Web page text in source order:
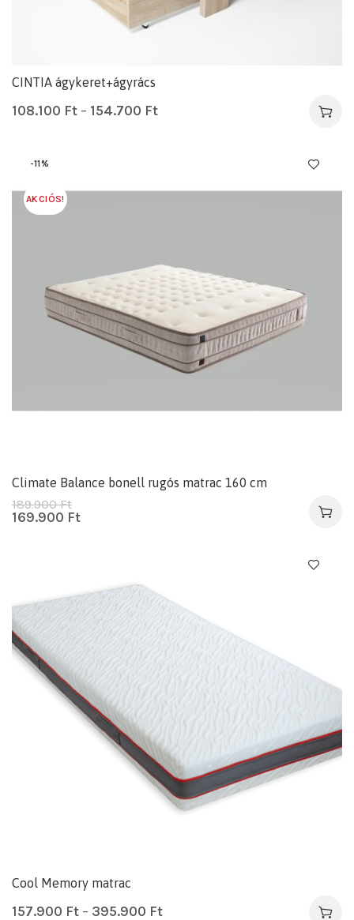
CINTIA ágykeret+ágyrács
108.100 Ft – 154.700 Ft
-11%
AKCIÓS!
Climate Balance bonell rugós matrac 160 cm
189.900Ft
169.900 Ft
Cool Memory matrac
157.900 Ft – 395.900 Ft